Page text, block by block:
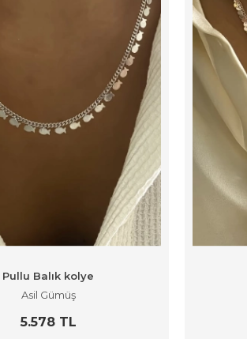
Pullu Balık kolye
Asil Gümüş
5.578 TL